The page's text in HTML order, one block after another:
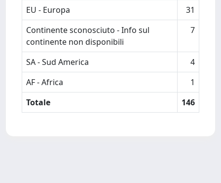
EU - Europa
31
Continente sconosciuto - Info sul
continente non disponibili
7
SA - Sud America
4
AF - Africa
1
Totale
146